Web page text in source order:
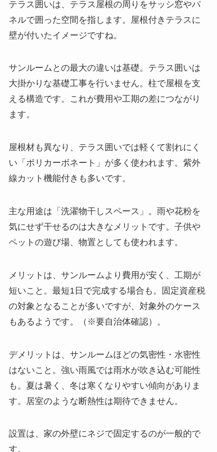
テラス囲いは、テラス屋根の周りをサッシ窓やパ
ネルで囲った空間を指します。屋根付きテラスに
壁が付いたイメージですね。
サンルームとの最大の違いは基礎。テラス囲いは
大掛かりな基礎工事を行いません。柱で屋根を支
える構造です。これが費用や工期の差につながり
ます。
屋根材も異なり、テラス囲いでは軽くて割れにく
い「ポリカーボネート」が多く使われます。紫外
線カット機能付きも多いです。
主な用途は「洗濯物干しスペース」。雨や花粉を
気にせず干せるのは大きなメリットです。子供や
ペットの遊び場、物置としても使われます。
メリットは、サンルームより費用が安く、工期が
短いこと。最短1日で完成する場合も。固定資産税
の対象となることが多いですが、対象外のケース
もあるようです。（※要自治体確認）。
デメリットは、サンルームほどの気密性・水密性
はないこと。強い雨風では雨水が吹き込む可能性
も。夏は暑く、冬は寒くなりやすい傾向がありま
す。居室のような断熱性は期待できません。
設置は、家の外壁にネジで固定するのが一般的で
す。